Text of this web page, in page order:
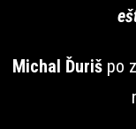
Michal Ďuriš po